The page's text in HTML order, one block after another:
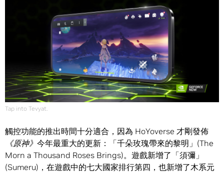
Tap into Tevyat.
觸控功能的推出時間十分適合，因為 HoYoverse 才剛發佈
《原神》 今年最重大的更新：「千朵玫瑰帶來的黎明」(The
Morn a Thousand Roses Brings)。遊戲新增了「須彌」
(Sumeru)，在遊戲中的七大國家排行第四，也新增了木系元